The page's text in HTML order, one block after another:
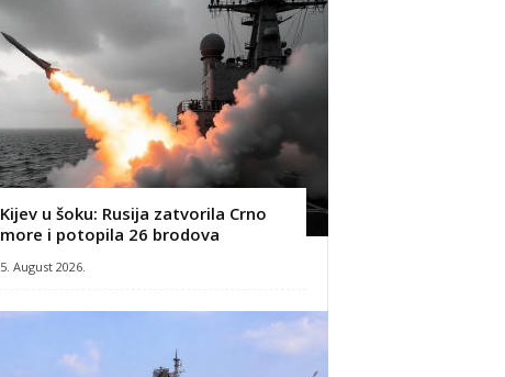
Kijev u šoku: Rusija zatvorila Crno
more i potopila 26 brodova
5. August 2026.